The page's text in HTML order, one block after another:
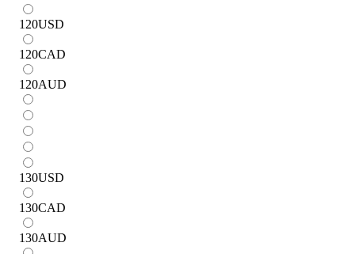
120USD
120CAD
120AUD
130USD
130CAD
130AUD